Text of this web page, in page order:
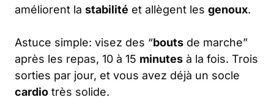
améliorent la stabilité et allègent les genoux.
Astuce simple: visez des “bouts de marche”
après les repas, 10 à 15 minutes à la fois. Trois
sorties par jour, et vous avez déjà un socle
cardio très solide.